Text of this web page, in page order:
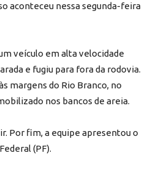
aconteceu nessa segunda-feira
veículo em alta velocidade
e fugiu para fora da rodovia.
margens do Rio Branco, no
nos bancos de areia.
Por fim, a equipe apresentou o
(PF).